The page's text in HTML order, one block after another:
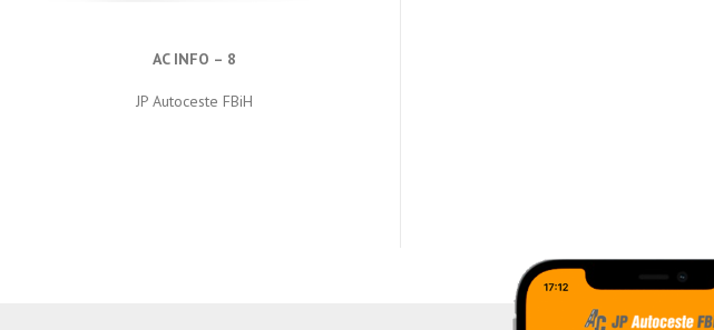
AC INFO – 8
JP Autoceste FBiH